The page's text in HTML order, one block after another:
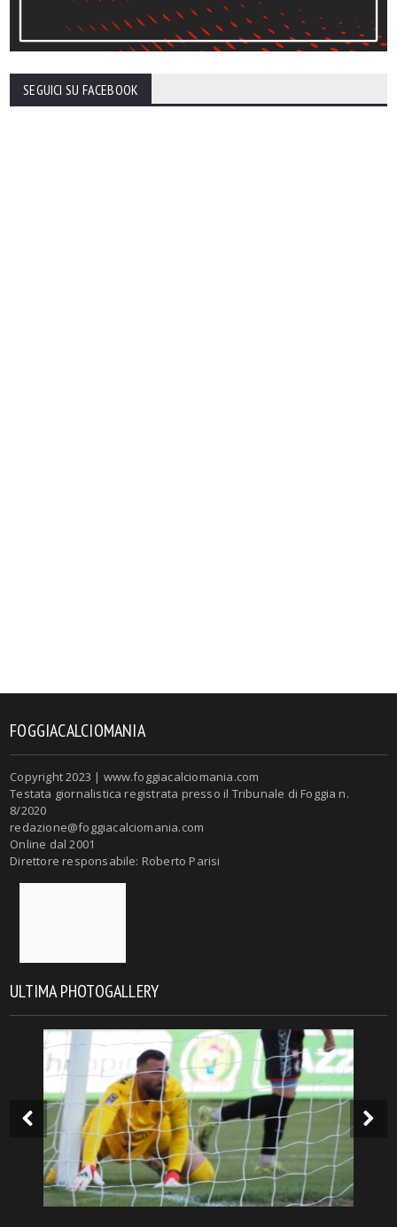
SEGUICI SU FACEBOOK
FOGGIACALCIOMANIA
Copyright 2023 | www.foggiacalciomania.com
Testata giornalistica registrata presso il Tribunale di Foggia n.
8/2020
redazione@foggiacalciomania.com
Online dal 2001
Direttore responsabile: Roberto Parisi
ULTIMA PHOTOGALLERY